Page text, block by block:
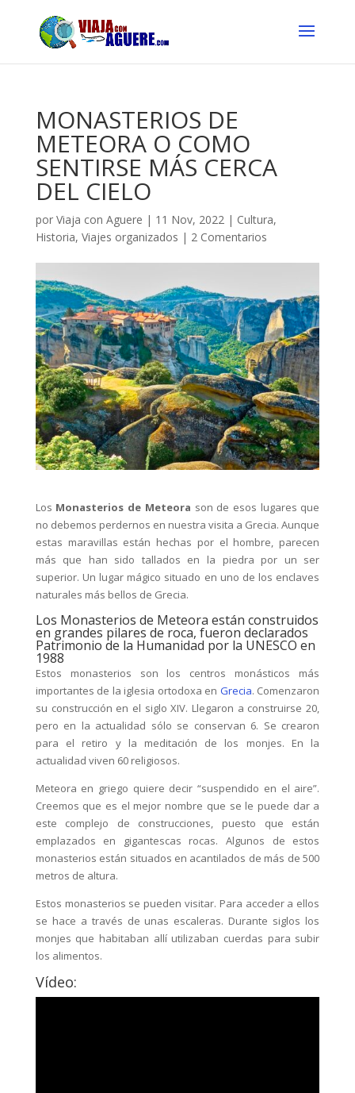
MONASTERIOS DE
METEORA O COMO
SENTIRSE MÁS CERCA
DEL CIELO
por Viaja con Aguere | 11 Nov, 2022| Cultura,
Historia, Viajes organizados | 2 Comentarios
Los Monasterios de Meteora son de esos lugares que
no debemos perdernos en nuestra visita a Grecia. Aunque
estas maravillas están hechas por el hombre, parecen
más que han sido tallados en la piedra por un ser
superior. Un lugar mágico situado en uno de los enclaves
naturales más bellos de Grecia.
Los Monasterios de Meteora están construidos
en grandes pilares de roca, fueron declarados
Patrimonio de la Humanidad por la UNESCO en
1988
Estos monasterios son los centros monásticos más
importantes de la iglesia ortodoxa en Grecia. Comenzaron
su construcción en el siglo XIV. Llegaron a construirse 20,
pero en la actualidad sólo se conservan 6. Se crearon
para el retiro y la meditación de los monjes. En la
actualidad viven 60 religiosos.
Meteora en griego quiere decir “suspendido en el aire”.
Creemos que es el mejor nombre que se le puede dar a
este complejo de construcciones, puesto que están
emplazados en gigantescas rocas. Algunos de estos
monasterios están situados en acantilados de más de 500
metros de altura.
Estos monasterios se pueden visitar. Para acceder a ellos
se hace a través de unas escaleras. Durante siglos los
monjes que habitaban allí utilizaban cuerdas para subir
los alimentos.
Vídeo: